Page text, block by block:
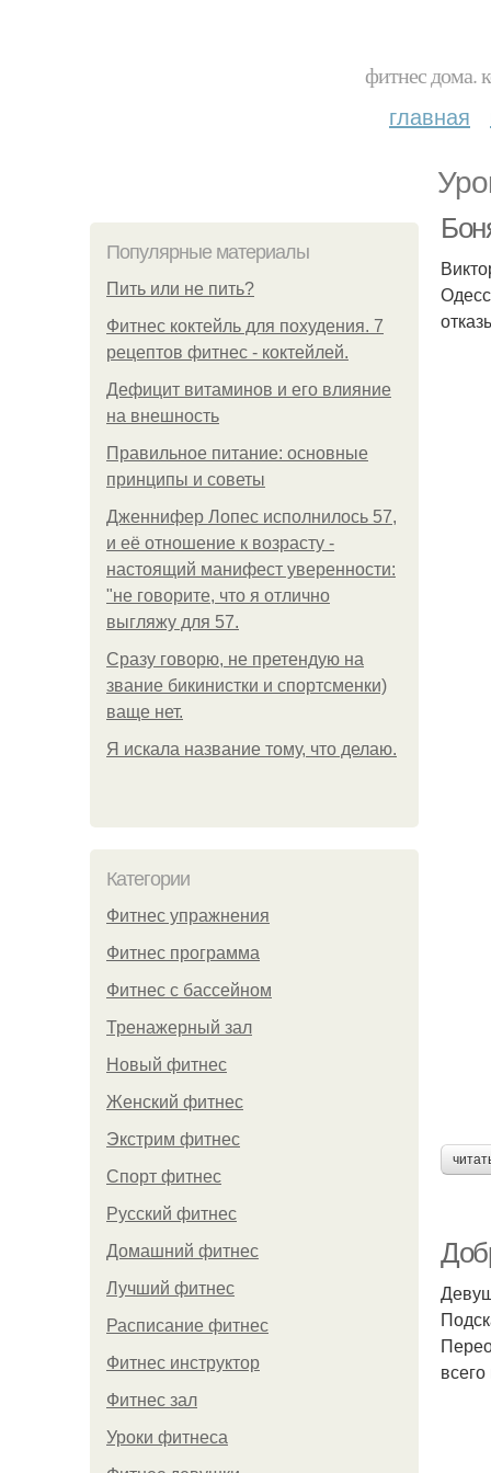
фитнес дома.
главная
Популярные материалы
Пить или не пить?
Фитнес коктейль для похудения. 7
рецептов фитнес - коктейлей.
Дефицит витаминов и его влияние
на внешность
Правильное питание: основные
принципы и советы
Дженнифер Лопес исполнилось 57,
и её отношение к возрасту -
настоящий манифест уверенности:
"не говорите, что я отлично
выгляжу для 57.
Сразу говорю, не претендую на
звание бикинистки и спортсменки)
ваще нет.
Я искала название тому, что делаю.
Категории
Фитнес упражнения
Фитнес программа
Фитнес с бассейном
Тренажерный зал
Новый фитнес
Женский фитнес
Экстрим фитнес
Спорт фитнес
Русский фитнес
Домашний фитнес
Лучший фитнес
Расписание фитнес
Фитнес инструктор
Фитнес зал
Уроки фитнеса